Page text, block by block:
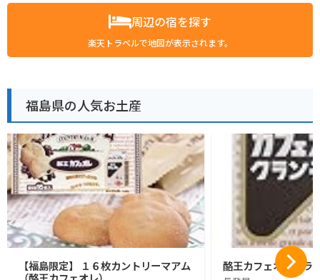
周辺の宿を探す
楽天トラベルで地図が表示されます。
福島県の人気お土産
【福島限定】 １６枚カントリーマアム
酪王カフェオレクラ